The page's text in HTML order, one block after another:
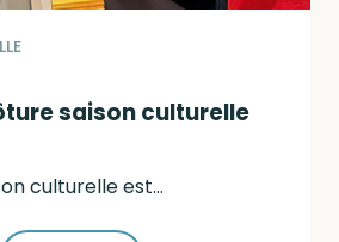
saison culturelle
culturelle est...